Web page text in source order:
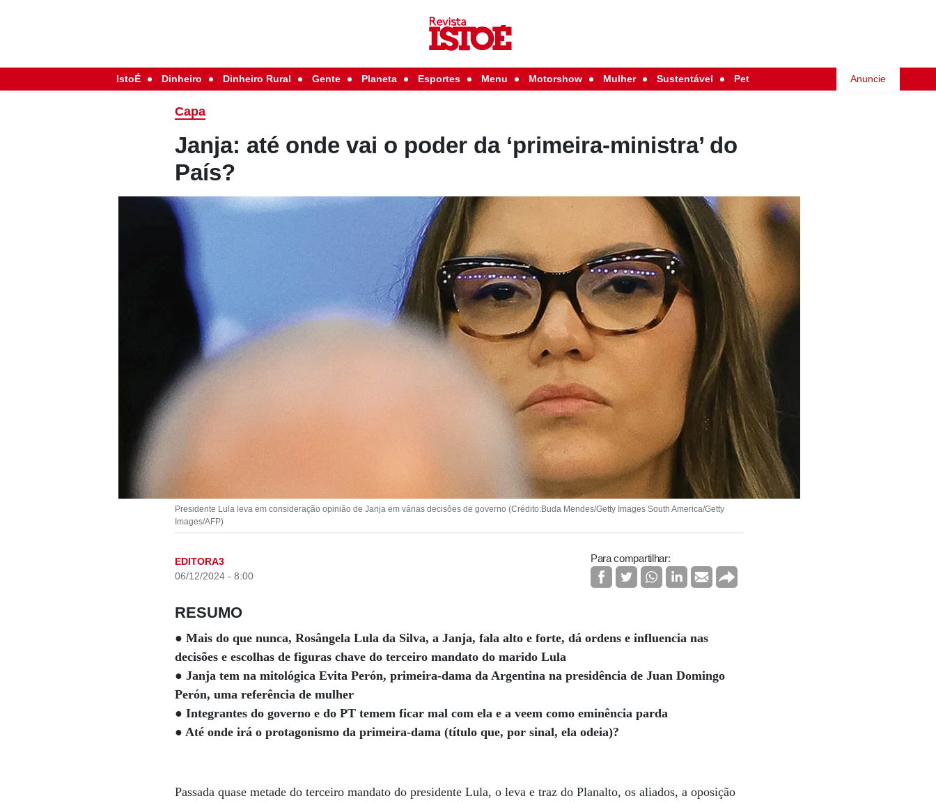
IstoÉ Dinheiro Dinheiro Rural Gente Planeta Esportes Menu Motorshow Mulher Sustentável Pet Anuncie
Capa
Janja: até onde vai o poder da ‘primeira-ministra’ do
País?
Presidente Lula leva em consideração opinião de Janja em várias decisões de governo (Crédito:Buda Mendes/Getty Images South America/Getty
Images/AFP)
EDITORA3
06/12/2024 - 8:00
Para compartilhar:
RESUMO
● Mais do que nunca, Rosângela Lula da Silva, a Janja, fala alto e forte, dá ordens e influencia nas
decisões e escolhas de figuras chave do terceiro mandato do marido Lula
● Janja tem na mitológica Evita Perón, primeira-dama da Argentina na presidência de Juan Domingo
Perón, uma referência de mulher
● Integrantes do governo e do PT temem ficar mal com ela e a veem como eminência parda
● Até onde irá o protagonismo da primeira-dama (título que, por sinal, ela odeia)?
Passada quase metade do terceiro mandato do presidente Lula, o leva e traz do Planalto, os aliados, a oposição